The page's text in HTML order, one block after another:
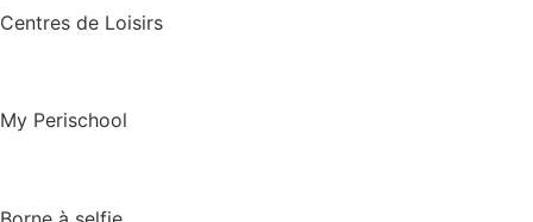
Centres de Loisirs
My Perischool